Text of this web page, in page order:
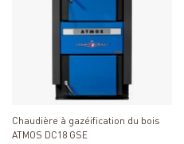
Détails
Chaudière à gazéification du bois
ATMOS DC18 GSE